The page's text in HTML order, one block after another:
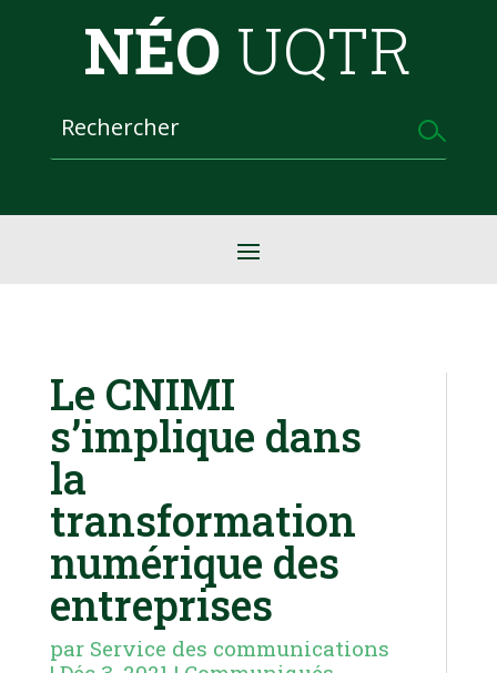
NÉO UQTR
Le CNIMI
s’implique dans
la
transformation
numérique des
entreprises
par Service des communications